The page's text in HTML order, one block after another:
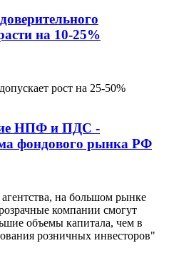
на 10-25%
рост на 25-50%
НПФ и ПДС -
фондового рынка РФ
на большом рынке
компании смогут
объемы капитала, чем в
розничных инвесторов"